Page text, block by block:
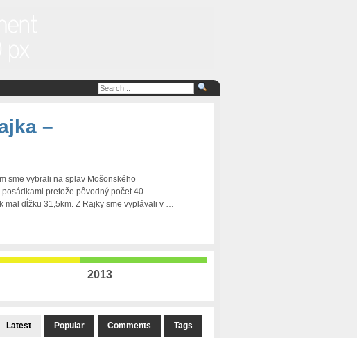
–
sme vybrali na splav Mošonského
pretože pôvodný počet 40
mal dĺžku 31,5km. Z Rajky sme vyplávali v …
2013
Latest Popular Comments Tags